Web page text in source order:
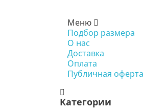
Меню
Подбор размера
О нас
Доставка
Оплата
Публичная оферта
Категории